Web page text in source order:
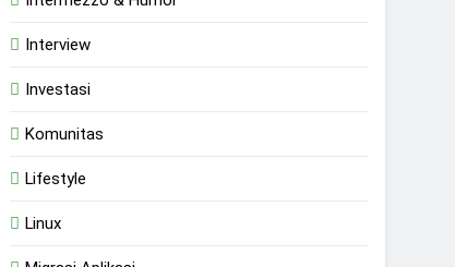
Interview
Investasi
Komunitas
Lifestyle
Linux